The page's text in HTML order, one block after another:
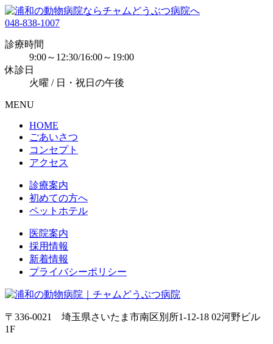
048-838-1007
診療時間
9:00～12:30/16:00～19:00
休診日
火曜 / 日・祝日の午後
MENU
HOME
ごあいさつ
コンセプト
アクセス
診療案内
初めての方へ
ペットホテル
医院案内
採用情報
新着情報
プライバシーポリシー
〒336-0021 埼玉県さいたま市南区別所1-12-18 02河野ビル
1F